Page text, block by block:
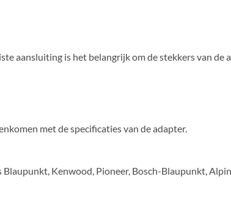
aansluiting is het belangrijk om de stekkers van de
met de specificaties van de adapter.
Kenwood, Pioneer, Bosch-Blaupunkt,